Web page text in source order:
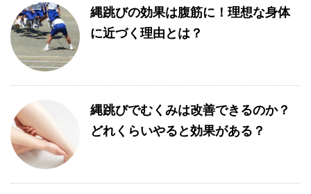
縄跳びの効果は腹筋に！理想な身体
に近づく理由とは？
縄跳びでむくみは改善できるのか？
どれくらいやると効果がある？